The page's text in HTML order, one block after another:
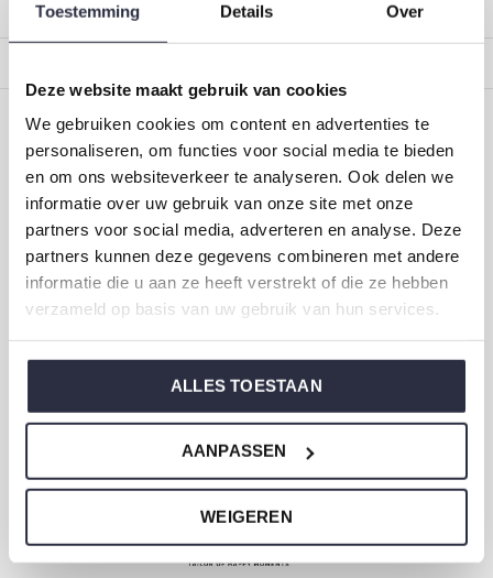
Toestemming Details Over
Deze website maakt gebruik van cookies
We gebruiken cookies om content en advertenties te
personaliseren, om functies voor social media te bieden
en om ons websiteverkeer te analyseren. Ook delen we
informatie over uw gebruik van onze site met onze
partners voor social media, adverteren en analyse. Deze
partners kunnen deze gegevens combineren met andere
informatie die u aan ze heeft verstrekt of die ze hebben
verzameld op basis van uw gebruik van hun services.
ALLES TOESTAAN
AANPASSEN
WEIGEREN
Kategorien
CALL US EMAIL US
ONZE MERKEN
Dirkje Baby- und Kinderkleidung
Größe 44 bis 116
Koko Noko Kinderkleidung